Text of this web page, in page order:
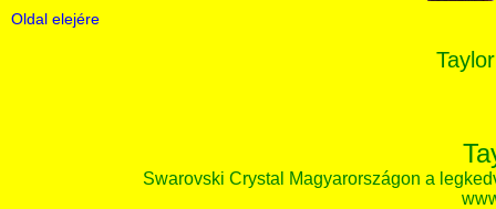
Oldal elejére
Swarovski Crystal Magyarországon a